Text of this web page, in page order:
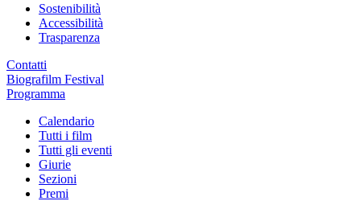
Sostenibilità
Accessibilità
Trasparenza
Contatti
Biografilm Festival
Programma
Calendario
Tutti i film
Tutti gli eventi
Giurie
Sezioni
Premi